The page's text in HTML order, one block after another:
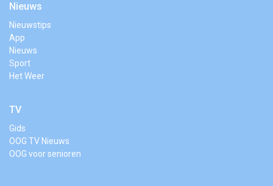
Nieuws
Nieuwstips
App
Nieuws
Sport
Het Weer
TV
Gids
OOG TV Nieuws
OOG voor senioren